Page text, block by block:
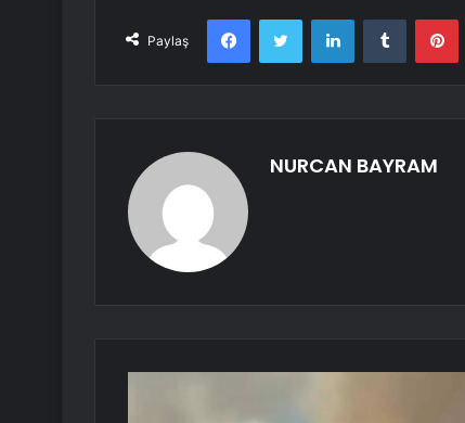
Paylaş
FacebookTwitter LinkedInTumblr
NURCAN BAYRAM